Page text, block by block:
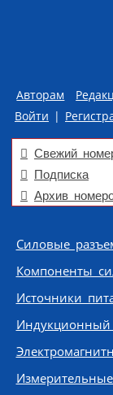
Авторам
Войти |
Свежий
Подписка
Архив
Skip to content
Силовые
Компоненты
Источники
Индукционный